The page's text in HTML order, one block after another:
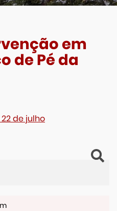
em
de Pé da
22 de julho